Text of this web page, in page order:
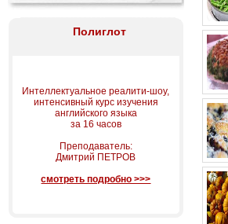
Полиглот
Интеллектуальное реалити-шоу,
интенсивный курс изучения
английского языка
за 16 часов
Преподаватель:
Дмитрий ПЕТРОВ
смотреть подробно >>>